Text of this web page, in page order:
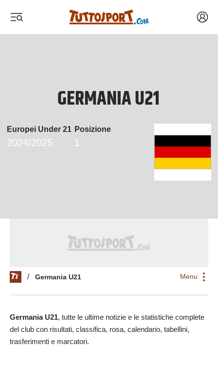
GERMANIA U21
Europei Under 21
2024/2025
Posizione
1
/ Germania U21 Menu
Germania U21, tutte le ultime notizie e le statistiche complete
del club con risultati, classifica, rosa, calendario, tabellini,
trasferimenti e marcatori.